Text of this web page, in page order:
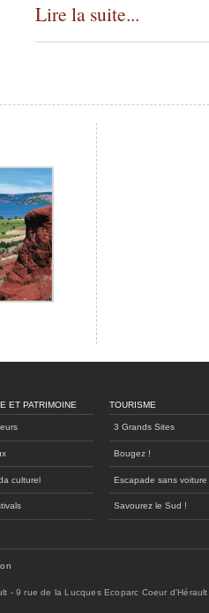
Lire la suite...
ET PATRIMOINE
culturel
TOURISME
3 Grands Sites
Bougez !
Escapade sans voiture
Savourez le Sud !
- 9 rue de la Lucques Ecoparc Coeur